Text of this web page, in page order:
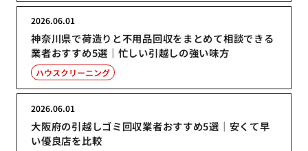
神奈川県で荷造りと不用品回収をまとめて相談できる
業者おすすめ5選｜忙しい引越しの強い味方
2026.06.01
ハウスクリーニング
大阪府の引越しゴミ回収業者おすすめ5選｜安くて早
い優良店を比較
2026.06.01